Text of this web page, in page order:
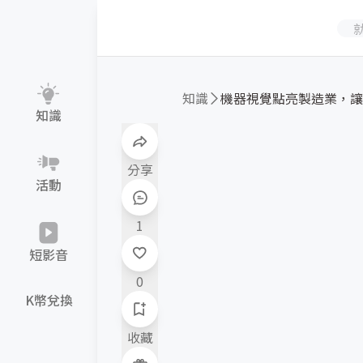
知識
活動
短影音
K幣兌換
分享
1
0
收藏
知識